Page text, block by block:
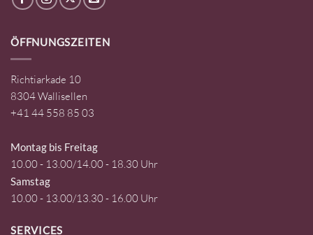
ÖFFNUNGSZEITEN
Richtiarkade 10
8304 Wallisellen
+41 44 558 85 03
Montag bis Freitag
10.00 - 13.00/14.00 - 18.30 Uhr
Samstag
10.00 - 13.00/13.30 - 16.00 Uhr
SERVICES